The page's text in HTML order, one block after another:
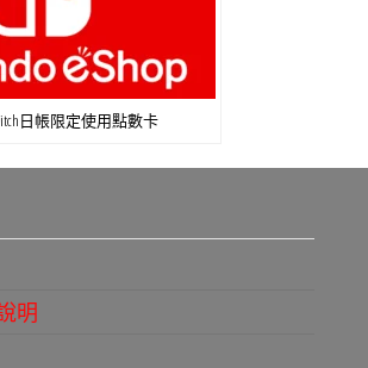
日帳限定使用點數卡
明